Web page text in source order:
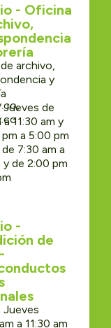
- Oficina
archivo,
y
Jueves de
11:30 am y
a 5:00 pm
7:30 am a
y de 2:00 pm
-
de
Jueves
a 11:30 am